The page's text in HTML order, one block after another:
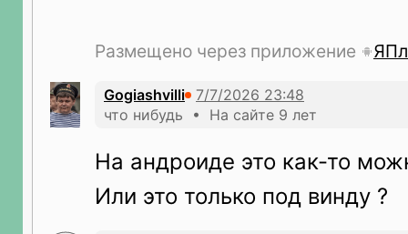
Размещено через приложение
Gogiashvilli
что нибудь • На сайте 9 лет
На андроиде это как-то
Или это только под винду ?